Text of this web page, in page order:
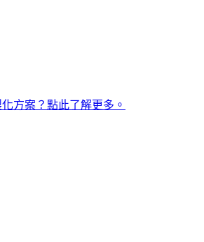
方案？點此了解更多。